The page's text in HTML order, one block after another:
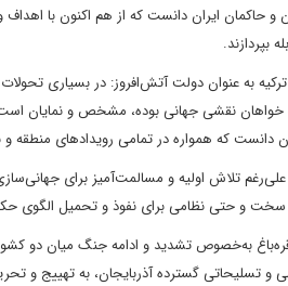
و حاکمان ایران دانست که از هم اکنون با
بپردازند.
به عنوان دولت آتش‌افروز: در بسیاری
خواهان نقشی جهانی بوده، مشخص و نمایان
دانست که همواره در تمامی رویدادهای
تلاش اولیه و مسالمت‌آمیز برای
و حتی نظامی برای نفوذ و تحمیل الگوی
به‌خصوص تشدید و ادامه جنگ میان دو کشور
و تسلیحاتی گسترده آذربایجان، به تهییج و